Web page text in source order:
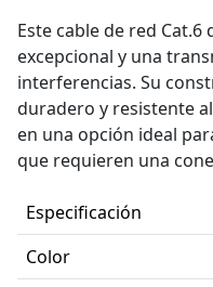
Este cable de red
excepcional y una
interferencias. Su
duradero y resistente
en una opción ideal
que requieren una
Especificación
Color